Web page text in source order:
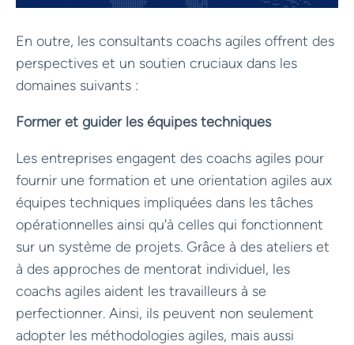
En outre, les consultants coachs agiles offrent des
perspectives et un soutien cruciaux dans les
domaines suivants :
Former et guider les équipes techniques
Les entreprises engagent des coachs agiles pour
fournir une formation et une orientation agiles aux
équipes techniques impliquées dans les tâches
opérationnelles ainsi qu'à celles qui fonctionnent
sur un système de projets. Grâce à des ateliers et
à des approches de mentorat individuel, les
coachs agiles aident les travailleurs à se
perfectionner. Ainsi, ils peuvent non seulement
adopter les méthodologies agiles, mais aussi